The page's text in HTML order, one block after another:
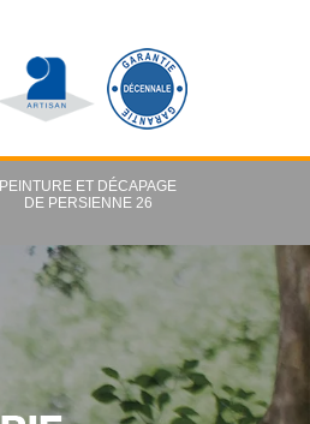
PEINTURE ET DÉCAPAGE
DE PERSIENNE 26